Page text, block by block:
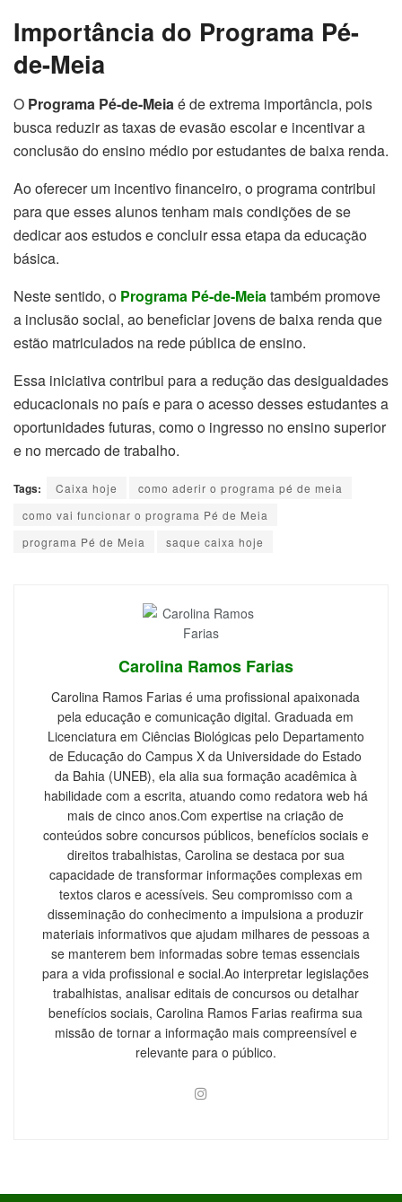
Importância do Programa Pé-
de-Meia
O Programa Pé-de-Meiaé de extrema importância, pois
busca reduzir as taxas de evasão escolar e incentivar a
conclusão do ensino médio por estudantes de baixa renda.
Ao oferecer um incentivo financeiro, o programa contribui
para que esses alunos tenham mais condições de se
dedicar aos estudos e concluir essa etapa da educação
básica.
Neste sentido, o Programa Pé-de-Meiatambém promove
a inclusão social, ao beneficiar jovens de baixa renda que
estão matriculados na rede pública de ensino.
Essa iniciativa contribui para a redução das desigualdades
educacionais no país e para o acesso desses estudantes a
oportunidades futuras, como o ingresso no ensino superior
e no mercado de trabalho.
Tags: Caixa hoje
como aderir o programa pé de meia
como vai funcionar o programa Pé de Meia
programa Pé de Meia
saque caixa hoje
Carolina Ramos Farias
Carolina Ramos Farias é uma profissional apaixonada
pela educação e comunicação digital. Graduada em
Licenciatura em Ciências Biológicas pelo Departamento
de Educação do Campus X da Universidade do Estado
da Bahia (UNEB), ela alia sua formação acadêmica à
habilidade com a escrita, atuando como redatora web há
mais de cinco anos.Com expertise na criação de
conteúdos sobre concursos públicos, benefícios sociais e
direitos trabalhistas, Carolina se destaca por sua
capacidade de transformar informações complexas em
textos claros e acessíveis. Seu compromisso com a
disseminação do conhecimento a impulsiona a produzir
materiais informativos que ajudam milhares de pessoas a
se manterem bem informadas sobre temas essenciais
para a vida profissional e social.Ao interpretar legislações
trabalhistas, analisar editais de concursos ou detalhar
benefícios sociais, Carolina Ramos Farias reafirma sua
missão de tornar a informação mais compreensível e
relevante para o público.